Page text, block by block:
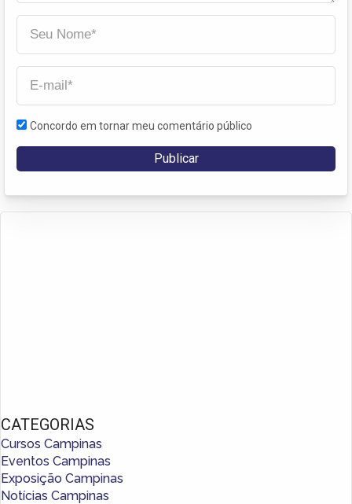
Concordo em tornar meu comentário público
CATEGORIAS
Cursos Campinas
Eventos Campinas
Exposição Campinas
Notícias Campinas